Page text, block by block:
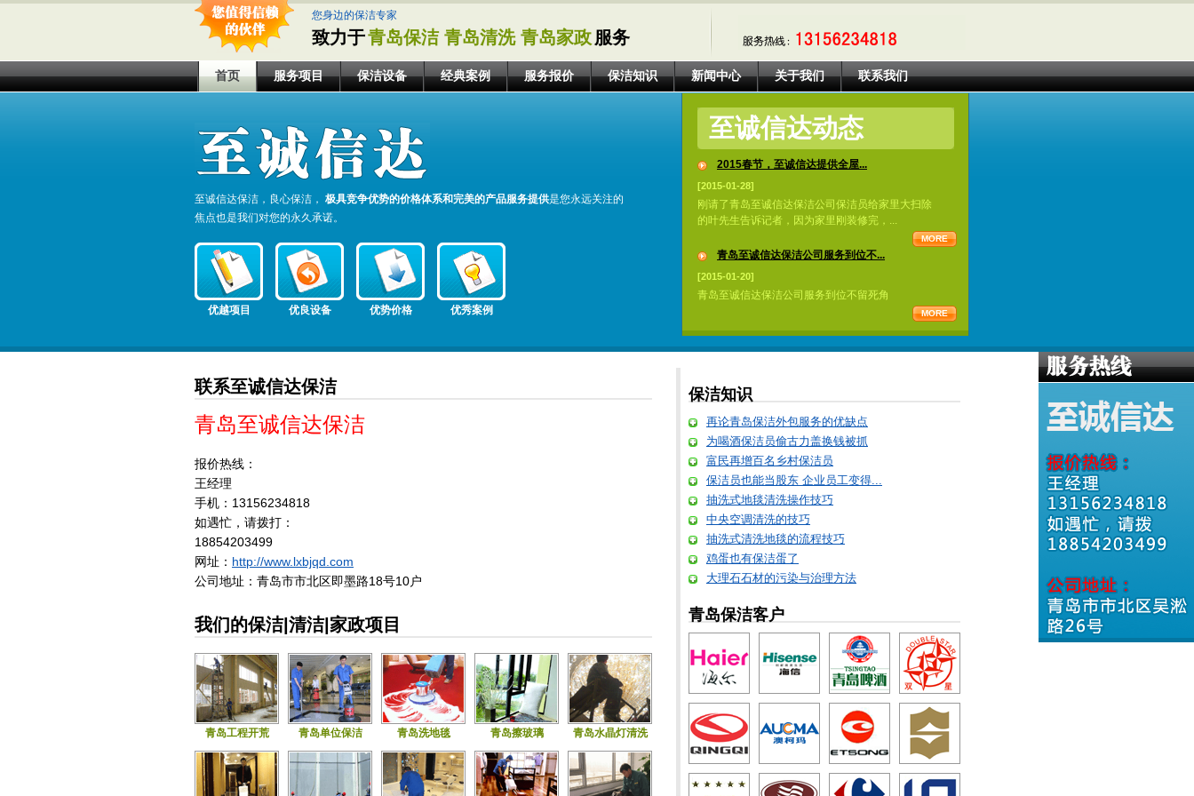
致力于青岛保洁 青岛清洗 青岛家政 服务
您身边的保洁专家
首页 服务项目 保洁设备 经典案例 服务报价 保洁知识 新闻中心 关于我们 联系我们
至诚信达保洁，良心保洁， 极具竞争优势的价格体系和完美的产品服务提供是您永远关注的
焦点也是我们对您的永久承诺。
优越项目 优良设备 优势价格 优秀案例
至诚信达动态
2015春节，至诚信达提供全屋...
[2015-01-28]
刚请了青岛至诚信达保洁公司保洁员给家里大扫除
的叶先生告诉记者，因为家里刚装修完，...
MORE
青岛至诚信达保洁公司服务到位不...
[2015-01-20]
青岛至诚信达保洁公司服务到位不留死角
MORE
联系至诚信达保洁
青岛至诚信达保洁
报价热线：
王经理
手机：13156234818
如遇忙，请拨打：
18854203499
网址： http://www.lxbjqd.com
公司地址：青岛市市北区即墨路18号10户
我们的保洁|清洁|家政项目
青岛工程开荒 青岛单位保洁 青岛洗地毯 青岛擦玻璃 青岛水晶灯清洗
保洁知识
再论青岛保洁外包服务的优缺点
为喝酒保洁员偷古力盖换钱被抓
富民再增百名乡村保洁员
保洁员也能当股东 企业员工变得...
抽洗式地毯清洗操作技巧
中央空调清洗的技巧
抽洗式清洗地毯的流程技巧
鸡蛋也有保洁蛋了
大理石石材的污染与治理方法
青岛保洁客户